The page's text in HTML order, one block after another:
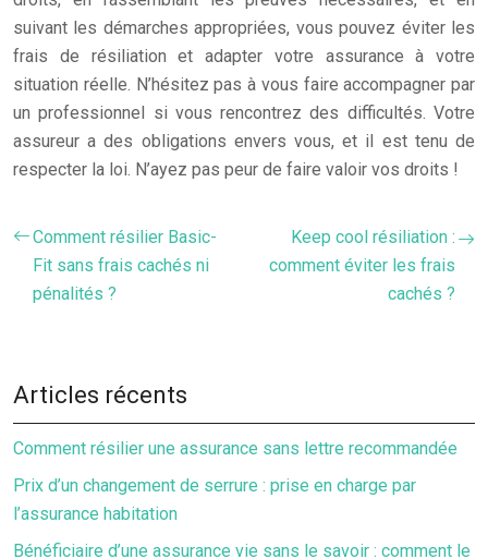
suivant les démarches appropriées, vous pouvez éviter les
frais de résiliation et adapter votre assurance à votre
situation réelle. N’hésitez pas à vous faire accompagner par
un professionnel si vous rencontrez des difficultés. Votre
assureur a des obligations envers vous, et il est tenu de
respecter la loi. N’ayez pas peur de faire valoir vos droits !
Comment résilier Basic-
Fit sans frais cachés ni
pénalités ?
Keep cool résiliation :
comment éviter les frais
cachés ?
Articles récents
Comment résilier une assurance sans lettre recommandée
Prix d’un changement de serrure : prise en charge par
l’assurance habitation
Bénéficiaire d’une assurance vie sans le savoir : comment le